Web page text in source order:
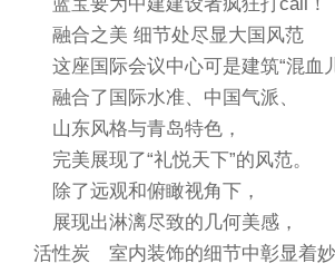
融合之美 细节处尽显大国风范
这座国际会议中心可是建筑“混血儿
融合了国际水准、中国气派、
山东风格与青岛特色，
完美展现了“礼悦天下”的风范。
除了远观和俯瞰视角下，
展现出淋漓尽致的几何美感，
活性炭 室内装饰的细节中彰显着妙